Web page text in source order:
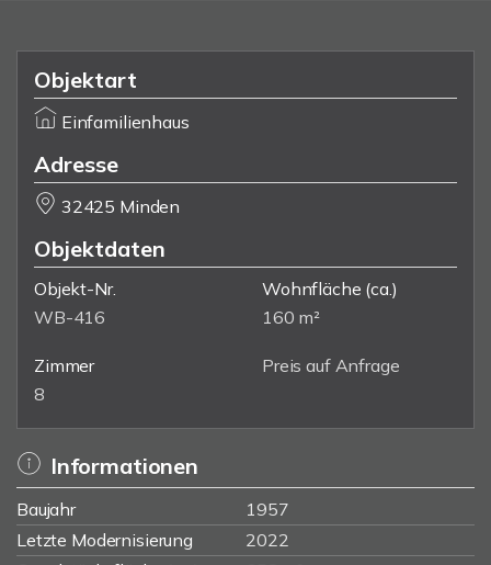
Objektart
Einfamilienhaus
Adresse
32425 Minden
Objektdaten
Objekt-Nr.
WB-416
Wohnfläche (ca.)
160 m²
Zimmer
8
Preis auf Anfrage
Informationen
Baujahr
1957
Letzte Modernisierung
2022